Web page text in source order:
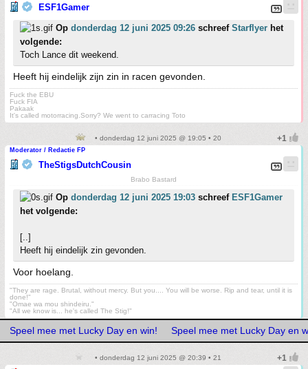
ESF1Gamer
Op donderdag 12 juni 2025 09:26 schreef Starflyer het
volgende:
Toch Lance dit weekend.
Heeft hij eindelijk zijn zin in racen gevonden.
Fuck the EBU
Fuck FIA
Pakaak
It's called motorracing.Sorry? We went to carracing Toto
• donderdag 12 juni 2025 @ 19:05 • 20
Moderator / Redactie FP
TheStigsDutchCousin
Brabo Bastard
Op donderdag 12 juni 2025 19:03 schreef ESF1Gamer
het volgende:
[..]
Heeft hij eindelijk zin gevonden.
Voor hoelang.
"They are rage. Brutal, without mercy. But you.... You will be worse. Rip and tear, until it is
done!"
"Omae wa mou shindeiru."
"All we know is... he's called The Stig!"
Speel mee met Lucky Day en win! Speel mee met Lucky Day en
• donderdag 12 juni 2025 @ 20:39 • 21